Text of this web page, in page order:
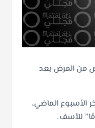
من المرض بعد
الأسبوع الماضي،
للأسف.